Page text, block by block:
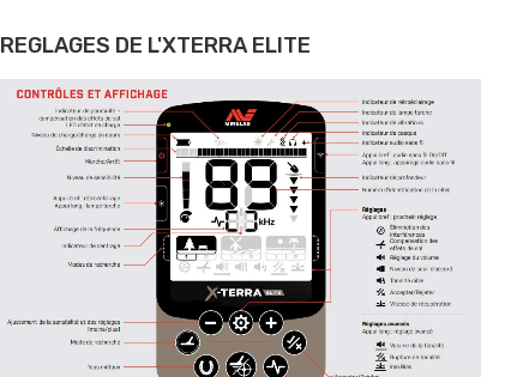
REGLAGES DE L'XTERRA ELITE